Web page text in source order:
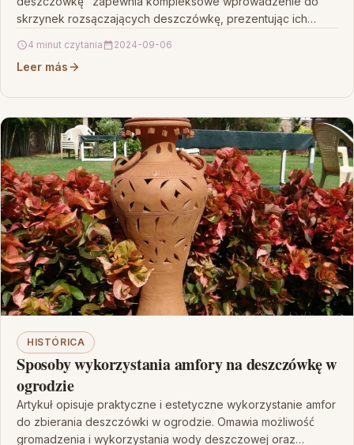
skrzynek rozsączających deszczówkę, prezentując ich
wody. Omawiając…
4 minut czytania 2024-09-06
Leer más
HISTÓRICA
Sposoby wykorzystania amfory na deszczówkę w
ogrodzie
Artykuł opisuje praktyczne i estetyczne wykorzystanie amfor
do zbierania deszczówki w ogrodzie. Omawia możliwość
gromadzenia i wykorzystania wody deszczowej oraz